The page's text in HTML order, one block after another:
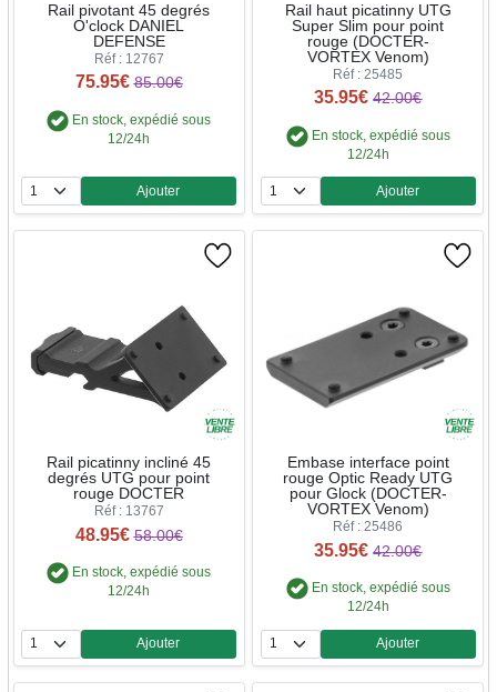
Rail pivotant 45 degrés
O'clock DANIEL
DEFENSE
Réf : 12767
75.95€ 85.00€
En stock, expédié sous
12/24h
Quantité
Ajouter
Rail haut picatinny UTG
Super Slim pour point
rouge (DOCTER-
VORTEX Venom)
Réf : 25485
35.95€ 42.00€
En stock, expédié sous
12/24h
Quantité
Ajouter
Rail picatinny incliné 45
degrés UTG pour point
rouge DOCTER
Réf : 13767
48.95€ 58.00€
En stock, expédié sous
12/24h
Quantité
Ajouter
Embase interface point
rouge Optic Ready UTG
pour Glock (DOCTER-
VORTEX Venom)
Réf : 25486
35.95€ 42.00€
En stock, expédié sous
12/24h
Quantité
Ajouter